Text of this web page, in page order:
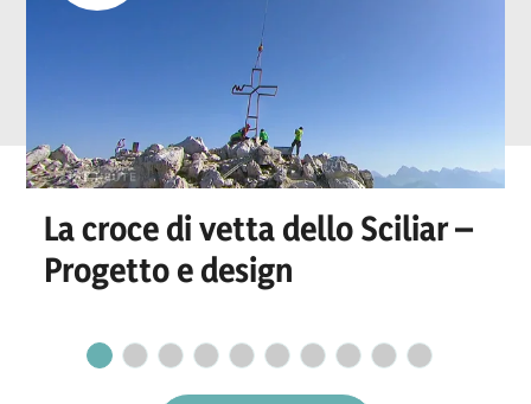
La croce di vetta dello Sciliar –
Progetto e design